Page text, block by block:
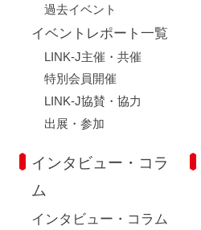
過去イベント
イベントレポート一覧
LINK-J主催・共催
特別会員開催
LINK-J協賛・協力
出展・参加
インタビュー・コラ
ム
インタビュー・コラム